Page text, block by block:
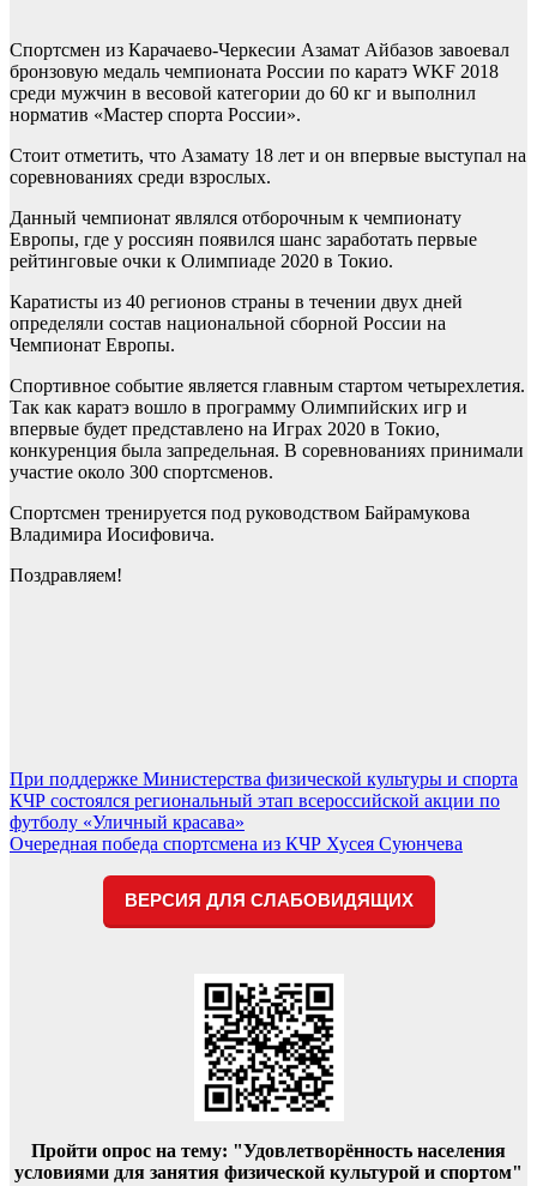
Спортсмен из Карачаево-Черкесии Азамат Айбазов завоевал
бронзовую медаль чемпионата России по каратэ WKF 2018
среди мужчин в весовой категории до 60 кг и выполнил
норматив «Мастер спорта России».
Стоит отметить, что Азамату 18 лет и он впервые выступал на
соревнованиях среди взрослых.
Данный чемпионат являлся отборочным к чемпионату
Европы, где у россиян появился шанс заработать первые
рейтинговые очки к Олимпиаде 2020 в Токио.
Каратисты из 40 регионов страны в течении двух дней
определяли состав национальной сборной России на
Чемпионат Европы.
Спортивное событие является главным стартом четырехлетия.
Так как каратэ вошло в программу Олимпийских игр и
впервые будет представлено на Играх 2020 в Токио,
конкуренция была запредельная. В соревнованиях принимали
участие около 300 спортсменов.
Спортсмен тренируется под руководством Байрамукова
Владимира Иосифовича.
Поздравляем!
Навигация
по
записям
При поддержке Министерства физической культуры и спорта
КЧР состоялся региональный этап всероссийской акции по
футболу «Уличный красава»
Очередная победа спортсмена из КЧР Хусея Суюнчева
ВЕРСИЯ ДЛЯ СЛАБОВИДЯЩИХ
Пройти опрос на тему: "Удовлетворённость населения
условиями для занятия физической культурой и спортом"